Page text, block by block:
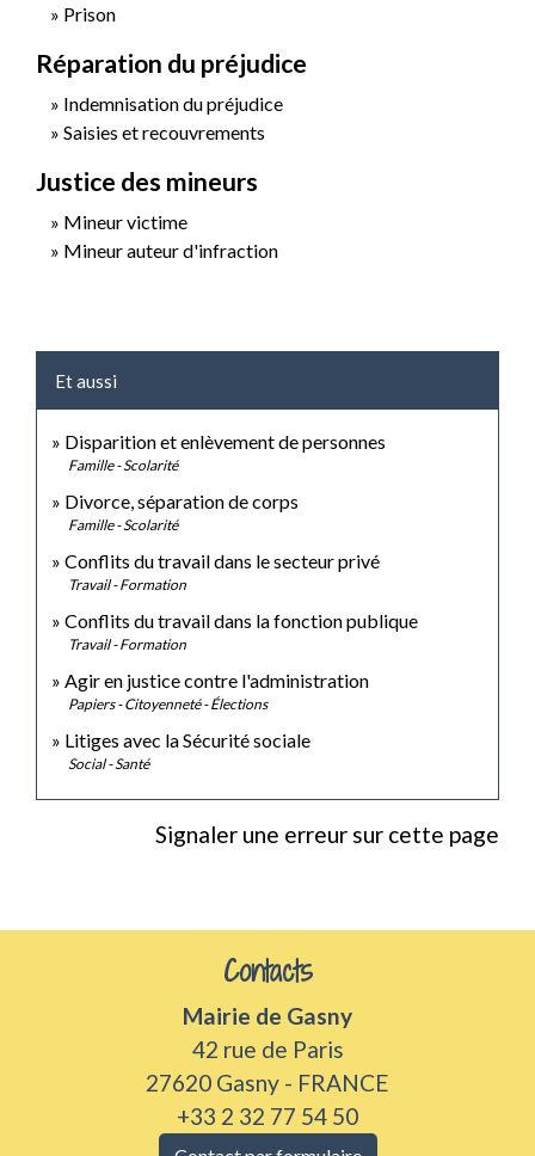
Prison
Réparation du préjudice
Indemnisation du préjudice
Saisies et recouvrements
Justice des mineurs
Mineur victime
Mineur auteur d'infraction
Et aussi
Disparition et enlèvement de personnes
Famille - Scolarité
Divorce, séparation de corps
Famille - Scolarité
Conflits du travail dans le secteur privé
Travail - Formation
Conflits du travail dans la fonction publique
Travail - Formation
Agir en justice contre l'administration
Papiers - Citoyenneté - Élections
Litiges avec la Sécurité sociale
Social - Santé
Signaler une erreur sur cette page
Contacts
Mairie de Gasny
42 rue de Paris
27620 Gasny - FRANCE
+33 2 32 77 54 50